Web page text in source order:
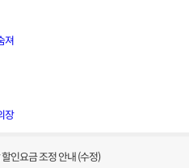
져
장
내의 건 (7/22)
인요금 조정 안내 (수정)